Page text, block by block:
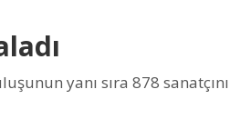
yanı sıra 878